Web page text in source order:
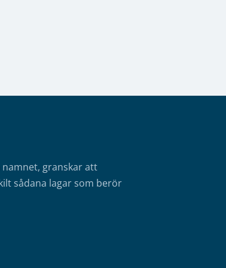
namnet, granskar att
sådana lagar som berör